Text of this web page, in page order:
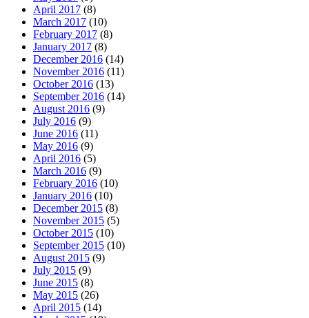
April 2017 (8)
March 2017 (10)
February 2017 (8)
January 2017 (8)
December 2016 (14)
November 2016 (11)
October 2016 (13)
September 2016 (14)
August 2016 (9)
July 2016 (9)
June 2016 (11)
May 2016 (9)
April 2016 (5)
March 2016 (9)
February 2016 (10)
January 2016 (10)
December 2015 (8)
November 2015 (5)
October 2015 (10)
September 2015 (10)
August 2015 (9)
July 2015 (9)
June 2015 (8)
May 2015 (26)
April 2015 (14)